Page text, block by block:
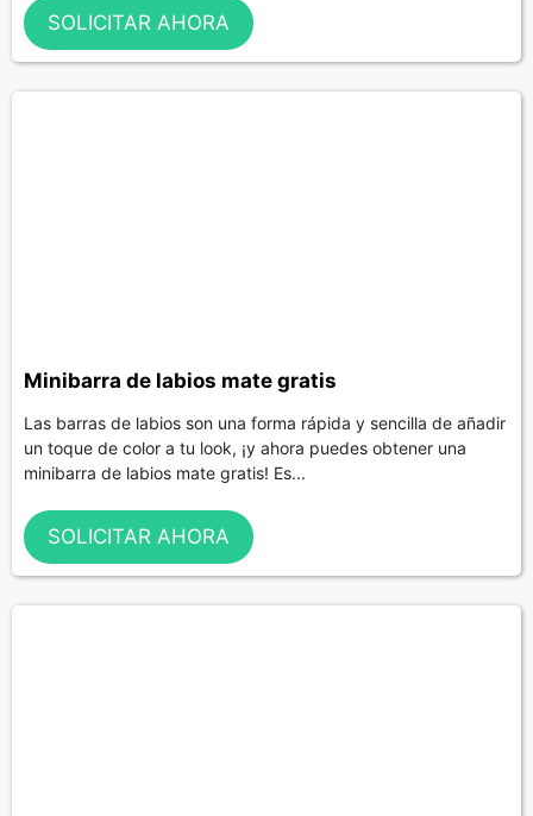
SOLICITAR AHORA
Minibarra de labios mate gratis
Las barras de labios son una forma rápida y sencilla de añadir
un toque de color a tu look, ¡y ahora puedes obtener una
minibarra de labios mate gratis! Es...
SOLICITAR AHORA